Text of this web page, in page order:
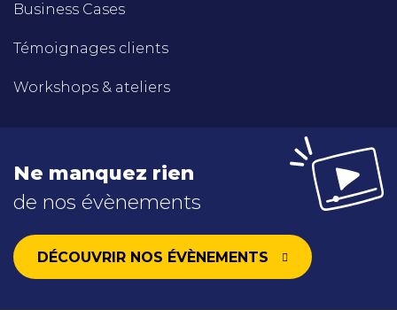
Business Cases
Témoignages clients
Workshops & ateliers
Ne manquez rien
de nos évènements
DÉCOUVRIR NOS ÉVÈNEMENTS